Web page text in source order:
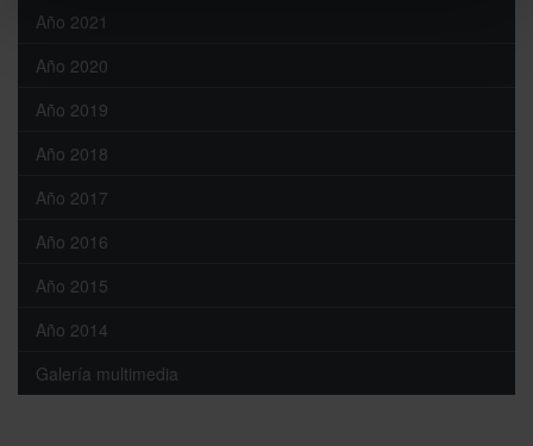
Año 2021
Año 2020
Año 2019
Año 2018
Año 2017
Año 2016
Año 2015
Año 2014
Galería multimedia